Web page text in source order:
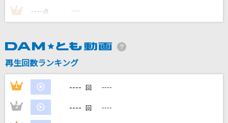
このままで
Tani Yuuki
3 ---- 点 ----
再生回数ランキング
1 ---- 回 ----
2 ---- 回 ----